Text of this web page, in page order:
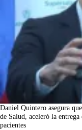
Daniel Quintero asegura
de Salud, aceleró la
pacientes